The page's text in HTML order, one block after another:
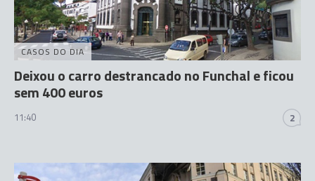
CASOS DO DIA
Deixou o carro destrancado no Funchal e ficou
sem 400 euros
11:40 2